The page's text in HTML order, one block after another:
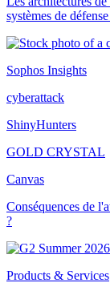
systèmes de
Sophos Insights
cyberattack
ShinyHunters
GOLD CRYSTAL
Canvas
Conséquences de
?
Products & Services